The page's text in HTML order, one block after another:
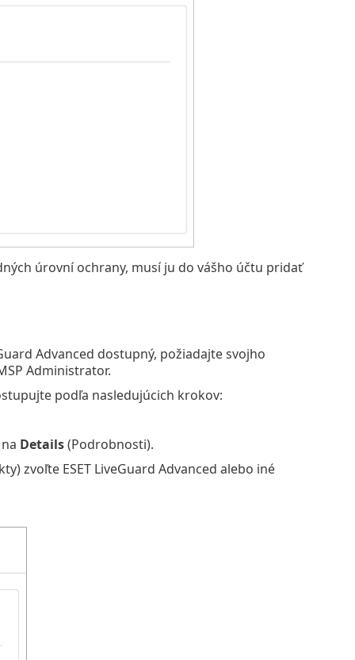
úrovní ochrany, musí ju do vášho účtu pridať
Advanced dostupný, požiadajte svojho
Administrator.
podľa nasledujúcich krokov:
Details(Podrobnosti).
zvoľte ESET LiveGuard Advanced alebo iné